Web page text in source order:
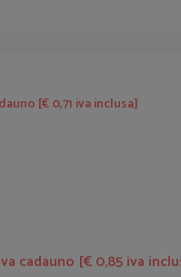
[€ 0,71 iva inclusa]
cadauno [€ 0,85 iva